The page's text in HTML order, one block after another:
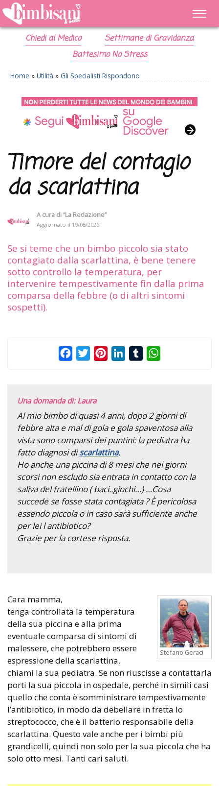
Chiedi al Medico
Settimane di Gravidanza
Battesimo No Stress
Home » Utilità » Gli Specialisti Rispondono
Timore del contagio
da scarlattina
A cura di“La Redazione”
Aggiornato il 19/05/2026
Se si teme che un bimbo piccolo sia stato
contagiato dalla scarlattina, è bene tenere
sotto controllo la temperatura, per
intervenire tempestivamente fin dalla prima
comparsa della febbre (o di altri sintomi
sospetti).
FacebookTwitterPinterestLinkedInTumblr
Una domanda di: Laura
Al mio bimbo di quasi 4 anni, dopo 2 giorni di
febbre alta e mal di gola e gola spaventosa alla
vista sono comparsi dei puntini: la pediatra ha
fatto diagnosi discarlattina.
Ho anche una piccina di 8 mesi che nei giorni
scorsi non escludo sia entrata in contatto con la
saliva del fratellino ( baci..giochi…) …Cosa
succede se fosse stata contagiata ? È pericolosa
essendo piccola o in caso sarà sufficiente anche
per lei l antibiotico?
Grazie per la cortese risposta.
Stefano Geraci
Cara mamma,
tenga controllata la temperatura
della sua piccina e alla prima
eventuale comparsa di sintomi di
malessere, che potrebbero essere
espressione della scarlattina,
chiami la sua pediatra. Se non riuscisse a contattarla
porti la sua piccola in ospedale, perché in simili casi
quello che conta è somministrare tempestivamente
l’antibiotico, in modo da debellare in fretta lo
streptococco, che è il batterio responsabile della
scarlattina. Questo vale anche per i bimbi più
grandicelli, quindi non solo per la sua piccola che ha
solo otto mesi. Tanti cari saluti.